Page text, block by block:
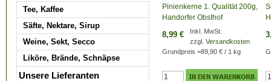
Pinienkerne 1. Qualität 200g,
Handorfer Obsthof
8,99 €
Inkl. MwSt.
zzgl. Versandkosten
Grundpreis =89,90 € / 1 kg
Tee, Kaffee
Säfte, Nektare, Sirup
Weine, Sekt, Secco
Liköre, Brände, Schnäpse
Unsere Lieferanten